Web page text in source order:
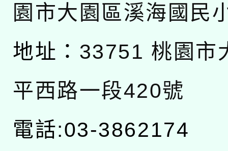
園市大園區溪海國民
地址： 33751 桃園市
平西路一段420號
電話:03-3862174